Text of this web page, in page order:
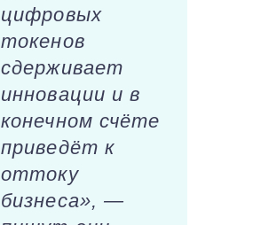
цифровых
токенов
сдерживает
инновации и в
конечном счёте
приведёт к
оттоку
бизнеса», —